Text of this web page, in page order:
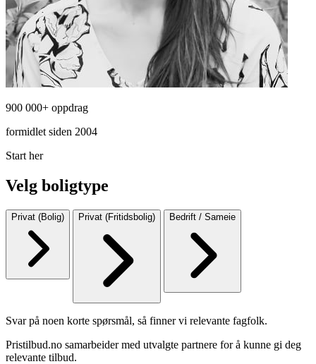
900 000+ oppdrag
formidlet siden 2004
Start her
Velg boligtype
Privat (Bolig) Privat (Fritidsbolig) Bedrift / Sameie
Svar på noen korte spørsmål, så finner vi relevante fagfolk.
Pristilbud.no samarbeider med utvalgte partnere for å kunne gi deg
relevante tilbud.